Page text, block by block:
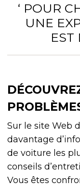
‘ POUR
UNE
EST
Sur le site Web
davantage
de voiture les
conseils
Vous êtes